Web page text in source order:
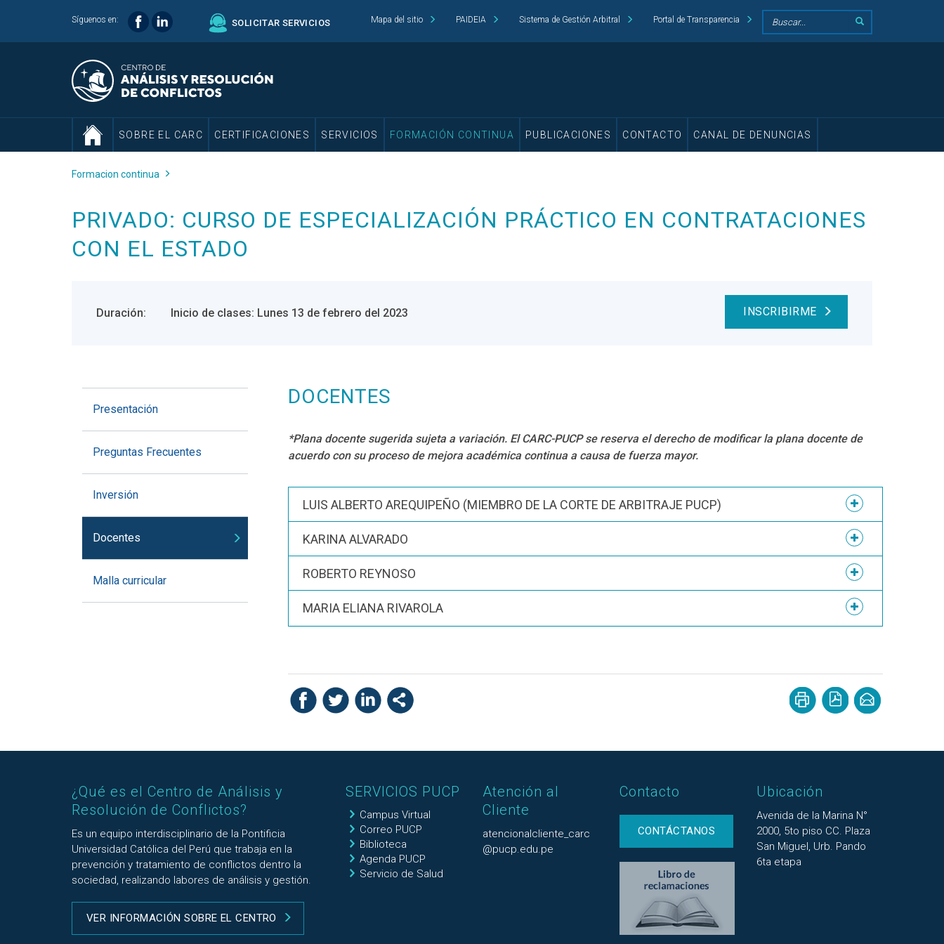
Síguenos en: SOLICITAR SERVICIOS Mapa del sitio PAIDEIA Sistema de Gestión Arbitral Portal de Transparencia
SOBRE EL CARC CERTIFICACIONES SERVICIOS FORMACIÓN CONTINUA PUBLICACIONES CONTACTO CANAL DE DENUNCIAS
Formacion continua
PRIVADO: CURSO DE ESPECIALIZACIÓN PRÁCTICO EN CONTRATACIONES
CON EL ESTADO
Duración: Inicio de clases: Lunes 13 de febrero del 2023 INSCRIBIRME
Presentación
Preguntas Frecuentes
Inversión
Docentes
Malla curricular
DOCENTES
*Plana docente sugerida sujeta a variación. El CARC-PUCP se reserva el derecho de modificar la plana docente de
acuerdo con su proceso de mejora académica continua a causa de fuerza mayor.
LUIS ALBERTO AREQUIPEÑO (MIEMBRO DE LA CORTE DE ARBITRAJE PUCP)
KARINA ALVARADO
ROBERTO REYNOSO
MARIA ELIANA RIVAROLA
¿Qué es el Centro de Análisis y
Resolución de Conflictos?
Es un equipo interdisciplinario de la Pontificia
Universidad Católica del Perú que trabaja en la
prevención y tratamiento de conflictos dentro la
sociedad, realizando labores de análisis y gestión.
VER INFORMACIÓN SOBRE EL CENTRO
SERVICIOS PUCP
Campus Virtual
Correo PUCP
Biblioteca
Agenda PUCP
Servicio de Salud
Atención al
Cliente
atencionalcliente_carc
@pucp.edu.pe
Contacto
CONTÁCTANOS
Ubicación
Avenida de la Marina N°
2000, 5to piso CC. Plaza
San Miguel, Urb. Pando
6ta etapa